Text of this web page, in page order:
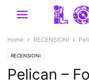
Home RECENSIONI
RECENSIONI
Pelican –